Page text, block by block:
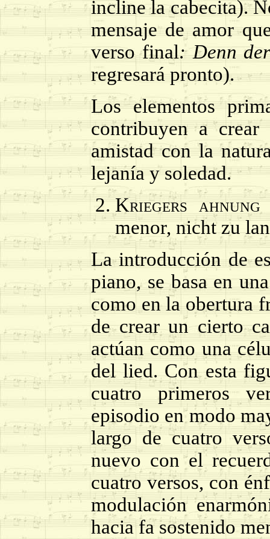
incline la cabecita).
mensaje de amor
verso final: Denn
regresará pronto).
Los elementos
contribuyen a
amistad con la
lejanía y soledad.
Kriegers ahnung
menor, nicht zu
La introducción de
piano, se basa en
como en la obertura
de crear un cierto
actúan como una
del lied. Con esta
cuatro primeros
episodio en modo
largo de cuatro
nuevo con el
cuatro versos, con
modulación
hacia fa sostenido